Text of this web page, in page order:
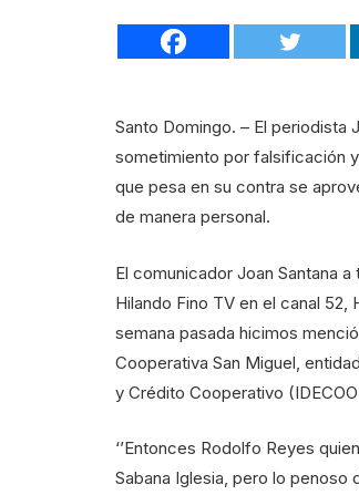
Santo Domingo. – El periodista
sometimiento por falsificación
que pesa en su contra se
de manera personal.
El comunicador Joan Santana
Hilando Fino TV en el canal 52,
semana pasada hicimos
Cooperativa San Miguel,
y Crédito Cooperativo
‘’Entonces Rodolfo Reyes
Sabana Iglesia, pero lo penoso